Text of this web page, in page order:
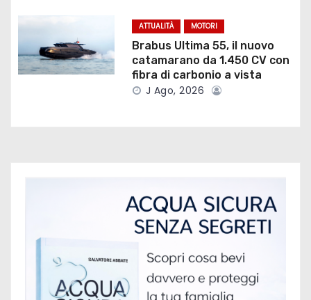
r
t
i
ATTUALITÀ MOTORI
Brabus Ultima 55, il nuovo
catamarano da 1.450 CV con
fibra di carbonio a vista
J Ago, 2026